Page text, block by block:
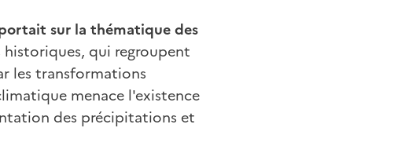
sur la thématique des
historiques, qui regroupent
les transformations
menace l'existence
des précipitations et